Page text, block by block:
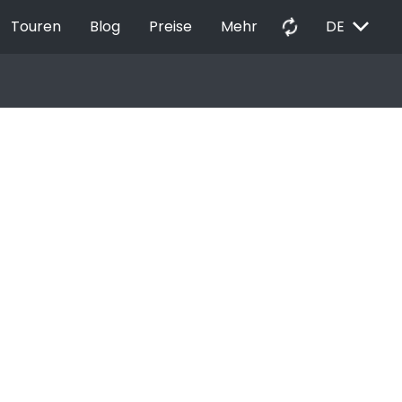
Touren Blog Preise Mehr autorenew DE EXPAND_MORE